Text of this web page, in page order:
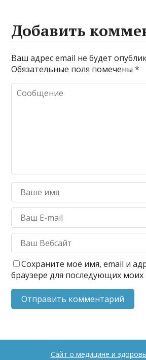
Добавить
Ваш адрес email не будет
Обязательные поля помечены*
Сохраните моё имя, email и
браузере для последующих
Сайт о медицине и